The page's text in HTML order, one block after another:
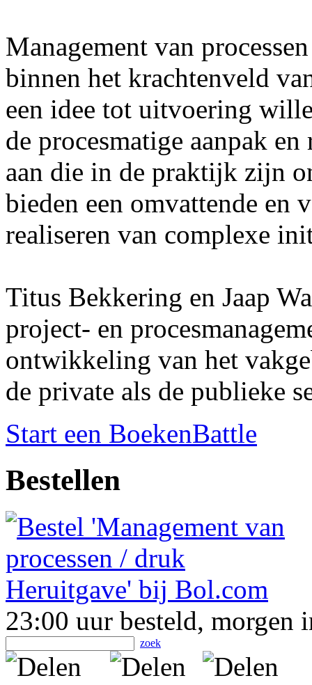
Management van
binnen het krachtenveld
een idee tot uitvoering
de procesmatige aanpak
aan die in de praktijk zijn
bieden een omvattende en
realiseren van complexe
Titus Bekkering en Jaap
project- en
ontwikkeling van het
de private als de publieke
Start een BoekenBattle
Bestellen
23:00 uur besteld, morgen
zoek